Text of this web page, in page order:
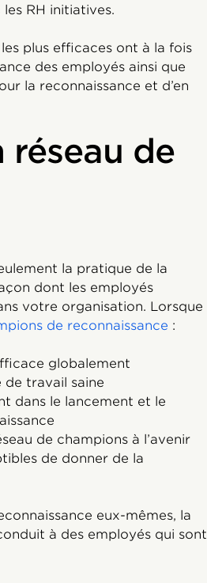
RH initiatives.
plus efficaces ont à la fois
des employés ainsi que
la reconnaissance et d’en
réseau de
la pratique de la
dont les employés
votre organisation. Lorsque
de reconnaissance :
globalement
de travail saine
dans le lancement et le
de champions à l’avenir
de donner de la
eux-mêmes, la
à des employés qui sont